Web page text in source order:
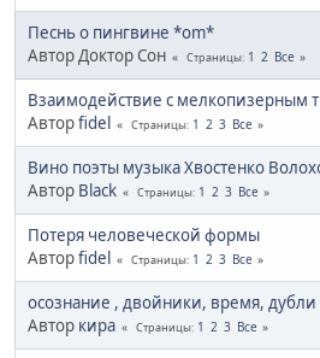
Песнь о пингвине *om*
Автор Доктор Сон
Страницы 1 2 Все
Взаимодействие с мелкопизерным
Авторfidel Страницы 1 2 3 Все
Вино поэты музыка Хвостенко
Автор Black Страницы 1 2 3 Все
Потеря человеческой формы
Авторfidel Страницы 1 2 3 Все
осознание , двойники, время, дубли
Автор кира Страницы 1 2 3 Все